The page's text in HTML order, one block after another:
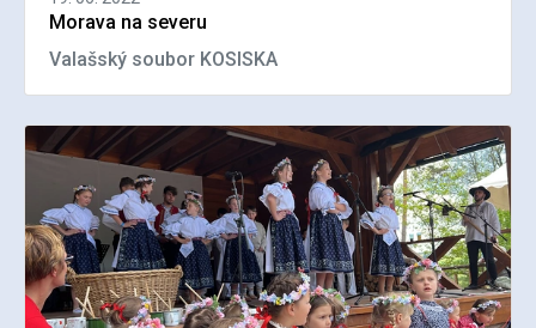
Morava na severu
Valašský soubor KOSISKA